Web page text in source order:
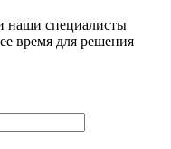
наши специалисты
время для решения